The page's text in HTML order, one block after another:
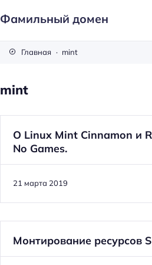
Фамильный домен
Главная mint
mint
О Linux Mint Cinnamon и
No Games.
21 марта 2019
Монтирование ресурсов